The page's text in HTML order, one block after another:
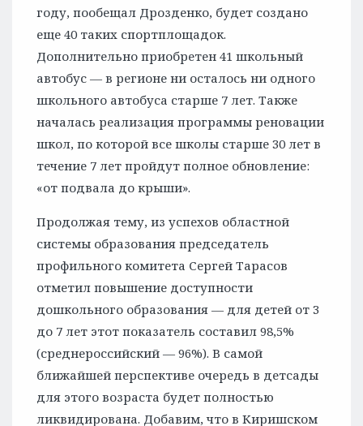
году, пообещал Дрозденко, будет создано
еще 40 таких спортплощадок.
Дополнительно приобретен 41 школьный
автобус — в регионе ни осталось ни одного
школьного автобуса старше 7 лет. Также
началась реализация программы реновации
школ, по которой все школы старше 30 лет в
течение 7 лет пройдут полное обновление:
«от подвала до крыши».
Продолжая тему, из успехов областной
системы образования председатель
профильного комитета Сергей Тарасов
отметил повышение доступности
дошкольного образования — для детей от 3
до 7 лет этот показатель составил 98,5%
(среднероссийский — 96%). В самой
ближайшей перспективе очередь в детсады
для этого возраста будет полностью
ликвидирована. Добавим, что в Киришском